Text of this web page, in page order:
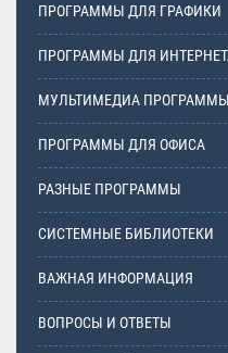
ПРОГРАММЫ ДЛЯ ГРАФИКИ
ПРОГРАММЫ ДЛЯ
МУЛЬТИМЕДИА ПРОГРАММЫ
ПРОГРАММЫ ДЛЯ ОФИСА
РАЗНЫЕ ПРОГРАММЫ
СИСТЕМНЫЕ БИБЛИОТЕКИ
ВАЖНАЯ ИНФОРМАЦИЯ
ВОПРОСЫ И ОТВЕТЫ